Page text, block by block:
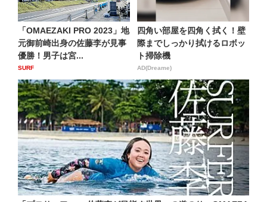
「OMAEZAKI PRO 2023」地
元御前崎出身の佐藤李が見事
優勝！男子は宮...
SURF
四角い部屋を四角く拭く！壁
際までしっかり拭けるロボッ
ト掃除機
AD(Dreame)